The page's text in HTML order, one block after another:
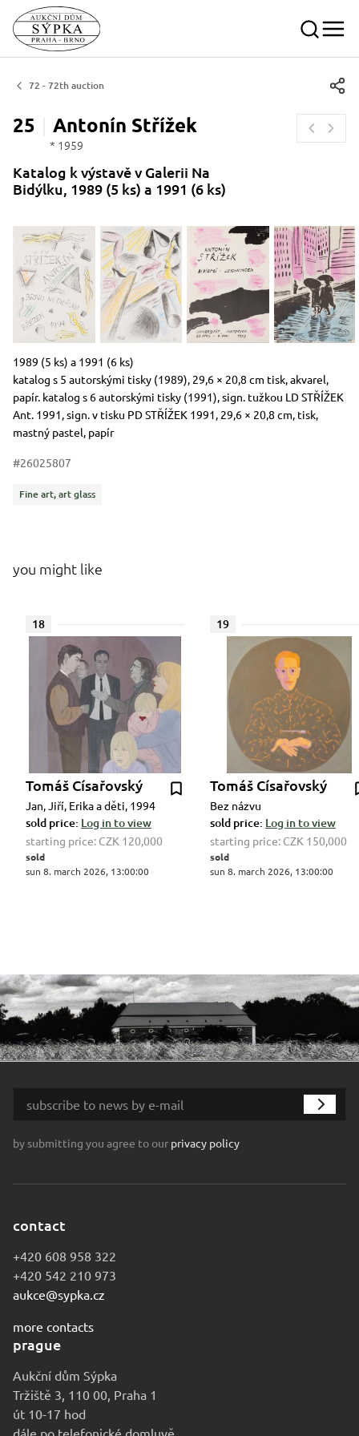
72 - 72th auction
25 Antonín Střížek
* 1959
Katalog k výstavě v Galerii Na
Bidýlku, 1989 (5 ks) a 1991 (6 ks)
Description of the period of creation in words
1989 (5 ks) a 1991 (6 ks)
Dimensions
Short item description
katalog s 5 autorskými tisky (1989), 29,6 × 20,8 cm tisk, akvarel,
papír. katalog s 6 autorskými tisky (1991), sign. tužkou LD STŘÍŽEK
Ant. 1991, sign. v tisku PD STŘÍŽEK 1991, 29,6 × 20,8 cm, tisk,
mastný pastel, papír
#26025807
Categories
Fine art, art glass
you might like
18
Tomáš Císařovský
Jan, Jiří, Erika a děti, 1994
sold price: Log in to view
starting price: CZK 120,000
sold
sun 8. march 2026, 13:00:00
19
Tomáš Císařovský
Bez názvu
sold price: Log in to view
starting price: CZK 150,000
sold
sun 8. march 2026, 13:00:00
by submitting you agree to our privacy policy
contact
+420 608 958 322
+420 542 210 973
aukce@sypka.cz
more contacts
prague
Aukční dům Sýpka
Tržiště 3, 110 00, Praha 1
út 10-17 hod
dále po telefonické domluvě